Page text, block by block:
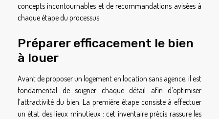
concepts incontournables et de recommandations avisées à
chaque étape du processus.
Préparer efficacement le bien
à louer
Avant de proposer un logement en location sans agence, il est
fondamental de soigner chaque détail afin d’optimiser
l’attractivité du bien. La première étape consiste à effectuer
un état des lieux minutieux : cet inventaire précis rassure les